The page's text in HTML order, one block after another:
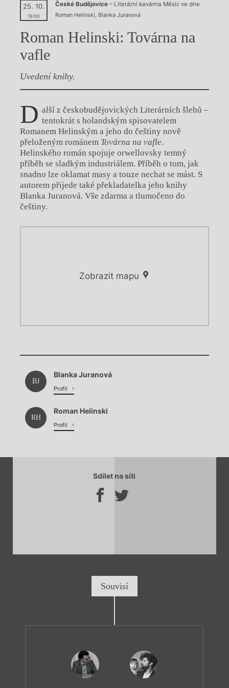
25. 10.
19:00
České Budějovice– Literární kavárna Měsíc ve dne
Roman Helinski, Blanka Juranová
Roman Helinski: Továrna na
vafle
Uvedení knihy.
D alší z českobudějovických Literárních šlehů –
tentokrát s holandským spisovatelem
Romanem Helinským a jeho do češtiny nově
přeloženým románem Továrna na vafle.
Helinského román spojuje orwellovsky temný
příběh se sladkým industriálem. Příběh o tom, jak
snadno lze oklamat masy a touze nechat se mást. S
autorem přijede také překladatelka jeho knihy
Blanka Juranová. Vše zdarma a tlumočeno do
češtiny.
Zobrazit mapu
Načítá se.
Chviličku.
Načítá se.
BJ
Blanka Juranová
Profil
RH
Roman Helinski
Profil
Sdílet na síti
Souvisí